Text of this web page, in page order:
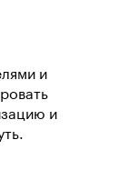
и
и